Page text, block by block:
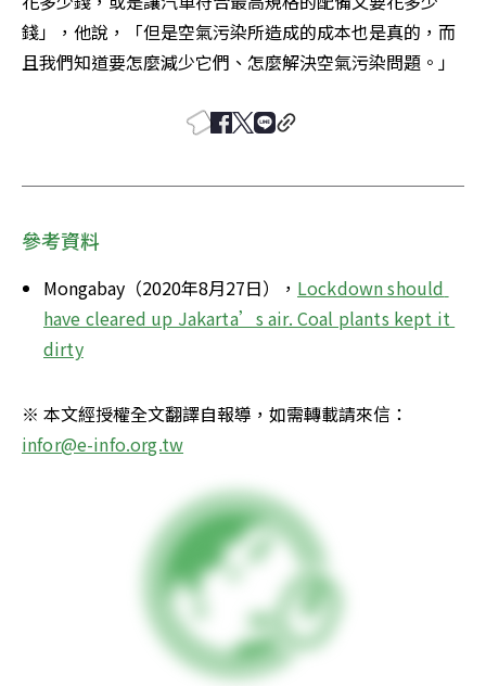
錢」，他說，「但是空氣污染所造成的成本也是真的，而
且我們知道要怎麼減少它們、怎麼解決空氣污染問題。」
參考資料
Mongabay（2020年8月27日）， Lockdown should
have cleared up Jakarta’s air. Coal plants kept it
dirty
※ 本文經授權全文翻譯自報導，如需轉載請來信：
infor@e-info.org.tw